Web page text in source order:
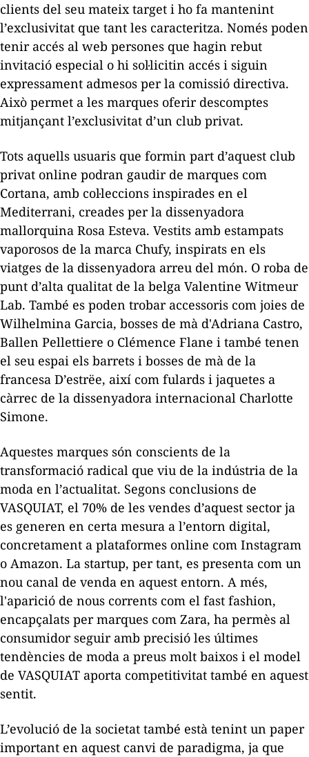
clients del seu mateixtarget i ho fa mantenint
l’exclusivitat que tant les caracteritza. Només poden
tenir accés al web persones que hagin rebut
invitació especial o hi sol·licitin accés i siguin
expressament admesos per la comissió directiva.
Això permet a les marques oferir descomptes
mitjançant l’exclusivitat d’un club privat.
Tots aquells usuaris que formin part d’aquest club
privat online podran gaudir de marques com
Cortana, amb col·leccions inspirades en el
Mediterrani, creades per la dissenyadora
mallorquina Rosa Esteva. Vestits amb estampats
vaporosos de la marca Chufy, inspirats en els
viatges de la dissenyadora arreu del món. O roba de
punt d’alta qualitat de la belga Valentine Witmeur
Lab. També es poden trobar accessoris com joies de
Wilhelmina Garcia, bosses de mà d'Adriana Castro,
Ballen Pellettiere o Clémence Flane i també tenen
el seu espai els barrets i bosses de mà de la
francesa D’estrëe, així com fulards i jaquetes a
càrrec de la dissenyadora internacional Charlotte
Simone.
Aquestes marques són conscients de la
transformació radical que viu de la indústria de la
moda en l’actualitat. Segons conclusions de
VASQUIAT, el 70% de les vendes d’aquest sector ja
es generen en certa mesura a l’entorn digital,
concretament a plataformes online com Instagram
o Amazon. La startup, per tant, es presenta com un
nou canal de venda en aquest entorn. A més,
l'aparició de nous corrents com el fast fashion,
encapçalats per marques com Zara, ha permès al
consumidor seguir amb precisió les últimes
tendències de moda a preus molt baixos i el model
de VASQUIAT aporta competitivitat també en aquest
sentit.
L’evolució de la societat també està tenint un paper
important en aquest canvi de paradigma, ja que